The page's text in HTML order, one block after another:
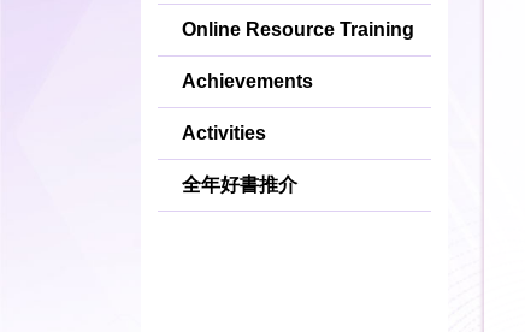
Online Resource Training
Achievements
Activities
全年好書推介